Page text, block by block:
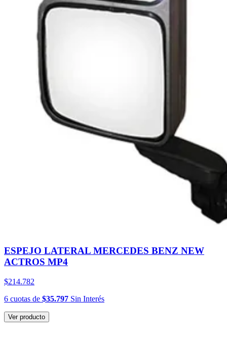
ESPEJO LATERAL MERCEDES BENZ NEW
ACTROS MP4
$214.782
6 cuotas de $35.797 Sin Interés
Ver producto